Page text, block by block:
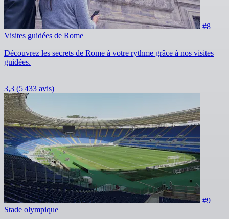
#8
Visites guidées de Rome
Découvrez les secrets de Rome à votre rythme grâce à nos visites
guidées.
3,3 (5 433 avis)
#9
Stade olympique